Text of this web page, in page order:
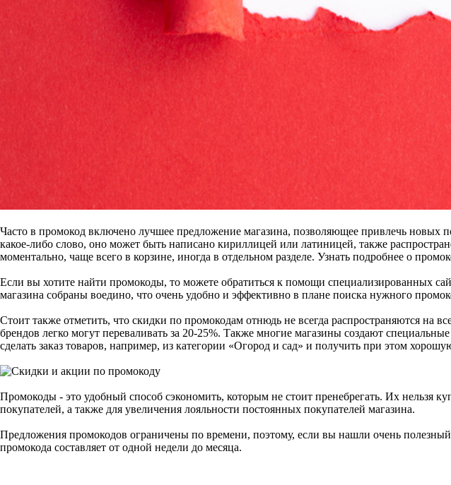
Часто в промокод включено лучшее предложение магазина, позволяющее привлечь новых
какое-либо слово, оно может быть написано кириллицей или латиницей, также
моментально, чаще всего в корзине, иногда в отдельном разделе. Узнать подробнее о
Если вы хотите найти промокоды, то можете обратиться к помощи специализированных
магазина собраны воедино, что очень удобно и эффективно в плане поиска нужного
Стоит также отметить, что скидки по промокодам отнюдь не всегда распространяются
брендов легко могут переваливать за 20-25%. Также многие магазины создают
сделать заказ товаров, например, из категории «Огород и сад» и получить при этом
Промокоды - это удобный способ сэкономить, которым не стоит пренебрегать. Их нельзя
покупателей, а также для увеличения лояльности постоянных покупателей магазина.
Предложения промокодов ограничены по времени, поэтому, если вы нашли очень
промокода составляет от одной недели до месяца.